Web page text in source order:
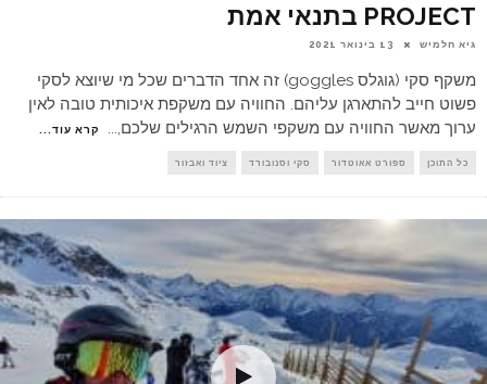
PROJECT בתנאי אמת
גיא חלמיש 13 בינואר 2021
משקף סקי (גוגלס goggles) זה אחד הדברים שכל מי שיוצא לסקי
פשוט חייב להתארגן עליהם. החוויה עם משקפת איכותית טובה לאין
ערוך מאשר החוויה עם משקפי השמש הרגילים שלכם,... קרא עוד...
כל התוכן ספורט אאוטדור סקי וסנובורד ציוד ואבזור